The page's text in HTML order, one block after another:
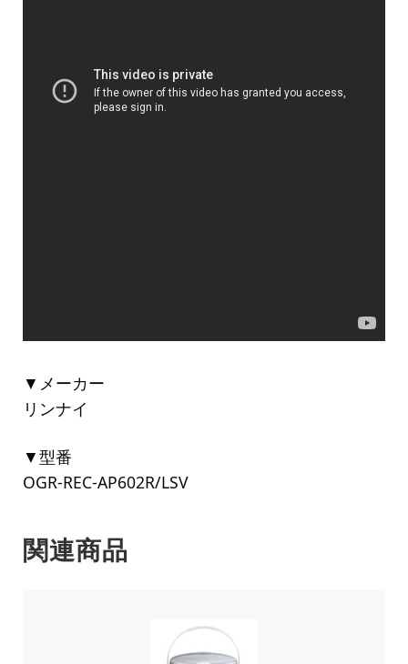
▼メーカー
リンナイ
▼型番
OGR-REC-AP602R/LSV
関連商品